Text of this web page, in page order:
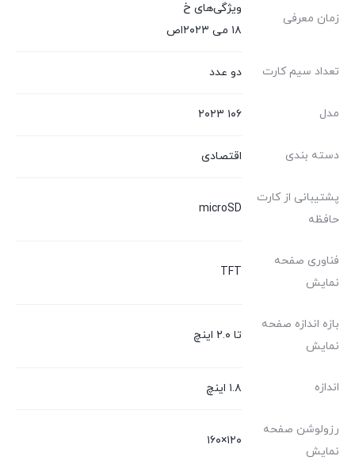
زمان معرفی
ویژگی‌های خ
۱۸ می ۲۰۲۳اص
تعداد سیم کارت دو عدد
مدل ۱۰۶ ۲۰۲۳
دسته ‌بندی اقتصادی
پشتیبانی از کارت
حافظه
microSD
فناوری صفحه‌
نمایش
TFT
بازه‌ اندازه صفحه
نمایش
تا ۲.۰ اینچ
اندازه ۱.۸ اینچ
رزولوشن صفحه
نمایش
۱۲۰×۱۶۰